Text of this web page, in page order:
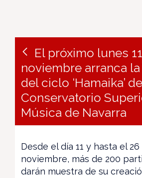
El próximo lunes
noviembre arranca
del ciclo ‘Hamaika’
Conservatorio
Música de Navarra
Desde el día 11 y hasta el 26
noviembre, más de 200
darán muestra de su